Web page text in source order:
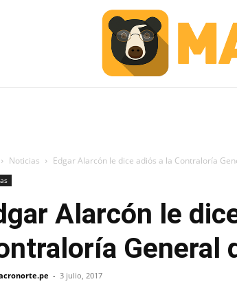
Noticias Edgar Alarcón le dice adiós a la Contraloría
Alarcón le
General
- 3 julio, 2017